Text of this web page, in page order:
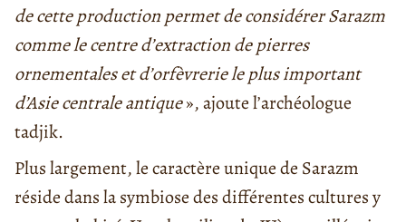
de cette production permet de considérer Sarazm
comme le centre d’extraction de pierres
ornementales et d’orfèvrerie le plus important
d’Asie centrale antique», ajoute l’archéologue
tadjik.
Plus largement, le caractère unique de Sarazm
réside dans la symbiose des différentes cultures y